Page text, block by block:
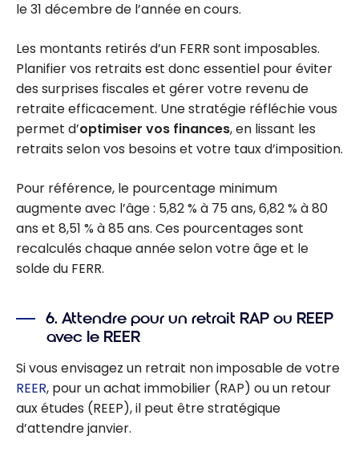
le 31 décembre de l’année en cours.
Les montants retirés d’un FERR sont imposables.
Planifier vos retraits est donc essentiel pour éviter
des surprises fiscales et gérer votre revenu de
retraite efficacement. Une stratégie réfléchie vous
permet d’optimiser vos finances, en lissant les
retraits selon vos besoins et votre taux d’imposition.
Pour référence, le pourcentage minimum
augmente avec l’âge : 5,82 % à 75 ans, 6,82 % à 80
ans et 8,51 % à 85 ans. Ces pourcentages sont
recalculés chaque année selon votre âge et le
solde du FERR.
6. Attendre pour un retrait RAP ou REEP
avec le REER
Si vous envisagez un retrait non imposable de votre
REER, pour un achat immobilier (RAP) ou un retour
aux études (REEP), il peut être stratégique
d’attendre janvier.